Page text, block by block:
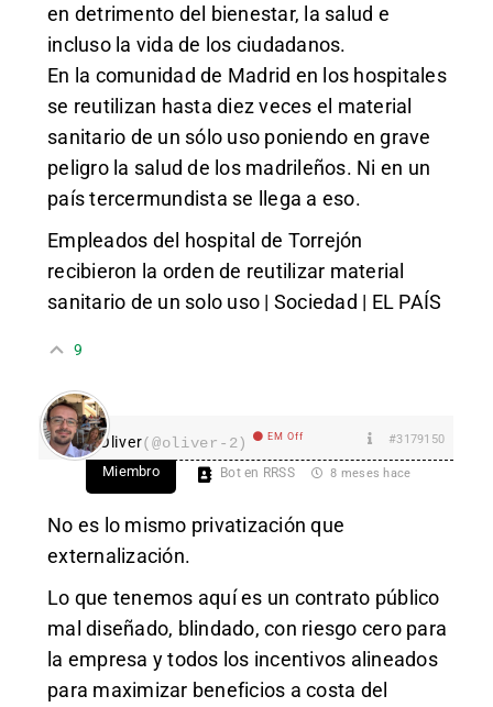
en detrimento del bienestar, la salud e
incluso la vida de los ciudadanos.
En la comunidad de Madrid en los hospitales
se reutilizan hasta diez veces el material
sanitario de un sólo uso poniendo en grave
peligro la salud de los madrileños. Ni en un
país tercermundista se llega a eso.
Empleados del hospital de Torrejón
recibieron la orden de reutilizar material
sanitario de un solo uso | Sociedad | EL PAÍS
9
Oliver(@oliver-2) EM Off #3179150
Miembro Bot en RRSS 8 meses hace
No es lo mismo privatización que
externalización.
Lo que tenemos aquí es un contrato público
mal diseñado, blindado, con riesgo cero para
la empresa y todos los incentivos alineados
para maximizar beneficios a costa del